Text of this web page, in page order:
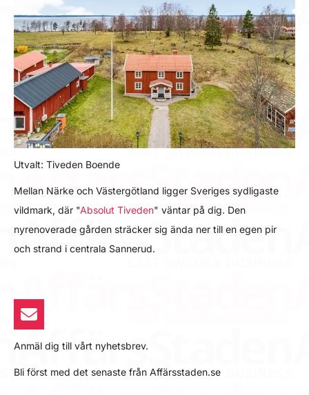
Utvalt: Tiveden Boende
Mellan Närke och Västergötland ligger Sveriges sydligaste
vildmark, där "Absolut Tiveden" väntar på dig. Den
nyrenoverade gården sträcker sig ända ner till en egen pir
och strand i centrala Sannerud.
Anmäl dig till vårt nyhetsbrev.
Bli först med det senaste från Affärsstaden.se